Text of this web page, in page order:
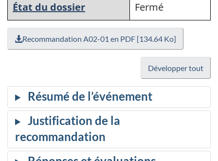
État du dossier
Fermé
Recommandation A02-01 en PDF [134.64 Ko]
Développer tout